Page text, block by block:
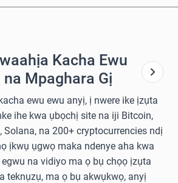
Kacha Ewu
na Mpaghara Gị
ewu ewu anyị, ị nwere ike ịzụta
ihe kwa ụbọchị site na iji Bitcoin,
Solana, na 200+ cryptocurrencies ndị
ịkwụ ụgwọ maka ndenye aha kwa
na vidiyo ma ọ bụ chọọ ịzụta
teknụzụ, ma ọ bụ akwụkwọ, anyị